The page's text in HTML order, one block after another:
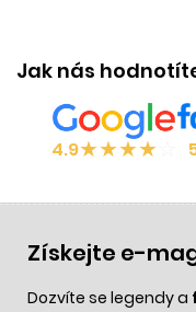
Jak nás
4.9★★★★
Získejte e-
Dozvíte se legendy a